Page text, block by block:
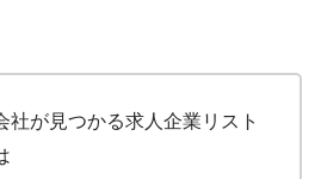
社が見つかる求人企業リスト